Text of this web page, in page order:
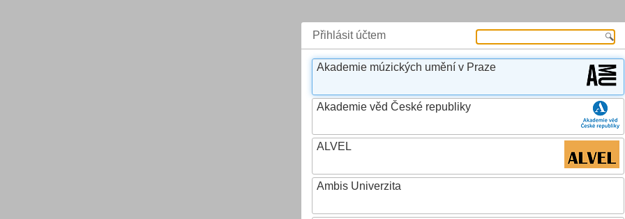
Přihlásit účtem
Akademie múzických umění v Praze
Akademie věd České republiky
ALVEL
Ambis Univerzita